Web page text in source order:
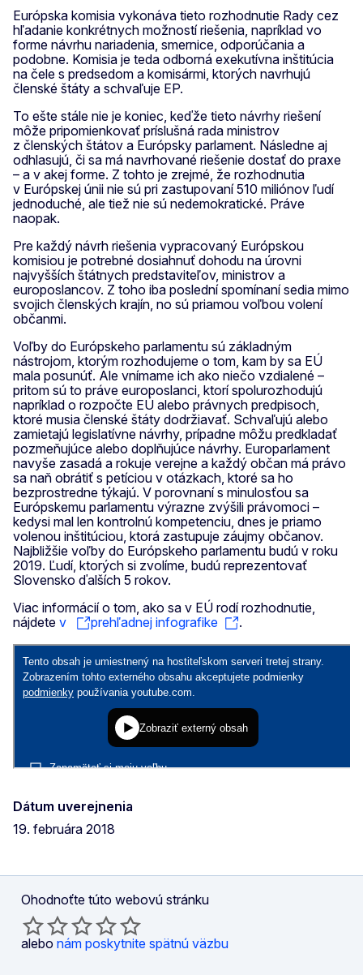
Európska komisia vykonáva tieto rozhodnutie Rady cez
hľadanie konkrétnych možností riešenia, napríklad vo
forme návrhu nariadenia, smernice, odporúčania a
podobne. Komisia je teda odborná exekutívna inštitúcia
na čele s predsedom a komisármi, ktorých navrhujú
členské štáty a schvaľuje EP.
To ešte stále nie je koniec, keďže tieto návrhy riešení
môže pripomienkovať príslušná rada ministrov
z členských štátov a Európsky parlament. Následne aj
odhlasujú, či sa má navrhované riešenie dostať do praxe
– a v akej forme. Z tohto je zrejmé, že rozhodnutia
v Európskej únii nie sú pri zastupovaní 510 miliónov ľudí
jednoduché, ale tiež nie sú nedemokratické. Práve
naopak.
Pre každý návrh riešenia vypracovaný Európskou
komisiou je potrebné dosiahnuť dohodu na úrovni
najvyšších štátnych predstaviteľov, ministrov a
europoslancov. Z toho iba poslední spomínaní sedia mimo
svojich členských krajín, no sú priamou voľbou volení
občanmi.
Voľby do Európskeho parlamentu sú základným
nástrojom, ktorým rozhodujeme o tom, kam by sa EÚ
mala posunúť. Ale vnímame ich ako niečo vzdialené –
pritom sú to práve europoslanci, ktorí spolurozhodujú
napríklad o rozpočte EÚ alebo právnych predpisoch,
ktoré musia členské štáty dodržiavať. Schvaľujú alebo
zamietajú legislatívne návrhy, prípadne môžu predkladať
pozmeňujúce alebo doplňujúce návrhy. Europarlament
navyše zasadá a rokuje verejne a každý občan má právo
sa naň obrátiť s petíciou v otázkach, ktoré sa ho
bezprostredne týkajú. V porovnaní s minulosťou sa
Európskemu parlamentu výrazne zvýšili právomoci –
kedysi mal len kontrolnú kompetenciu, dnes je priamo
volenou inštitúciou, ktorá zastupuje záujmy občanov.
Najbližšie voľby do Európskeho parlamentu budú v roku
2019. Ľudí, ktorých si zvolíme, budú reprezentovať
Slovensko ďalších 5 rokov.
Viac informácií o tom, ako sa v EÚ rodí rozhodnutie,
nájdete v prehľadnej infografike .
Dátum uverejnenia
19. februára 2018
Ohodnoťte túto webovú stránku
alebo nám poskytnite spätnú väzbu